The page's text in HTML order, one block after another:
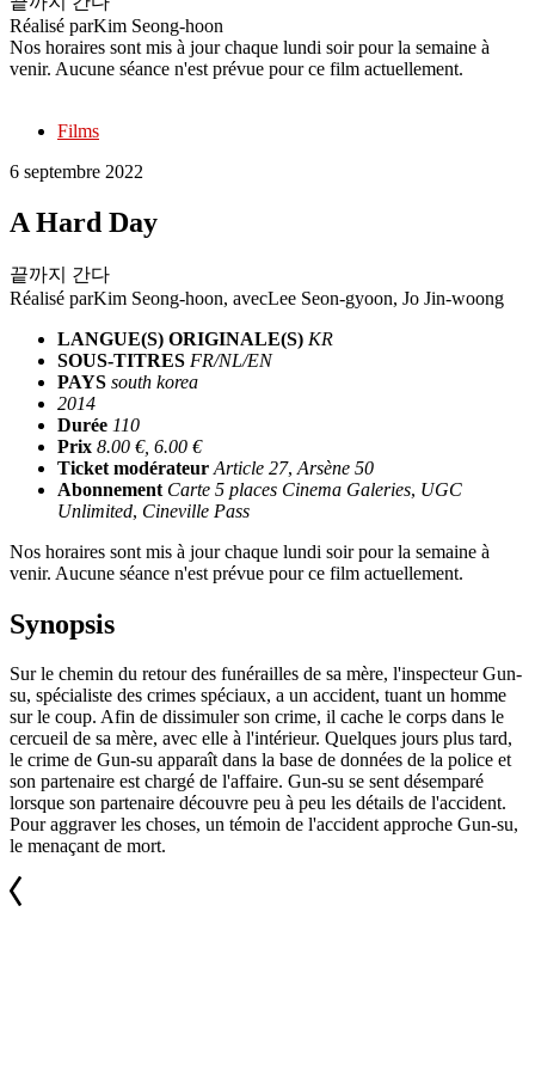
Réalisé parKim Seong-hoon
Nos horaires sont mis à jour chaque lundi soir pour la semaine à
venir. Aucune séance n'est prévue pour ce film actuellement.
Films
6 septembre 2022
A Hard Day
끝까지 간다
Réalisé parKim Seong-hoon, avecLee Seon-gyoon, Jo Jin-woong
LANGUE(S) ORIGINALE(S) KR
SOUS-TITRES FR/NL/EN
PAYS south korea
2014
Durée 110
Prix 8.00 €, 6.00 €
Ticket modérateur Article 27, Arsène 50
Abonnement Carte 5 places Cinema Galeries, UGC
Unlimited, Cineville Pass
Nos horaires sont mis à jour chaque lundi soir pour la semaine à
venir. Aucune séance n'est prévue pour ce film actuellement.
Synopsis
Sur le chemin du retour des funérailles de sa mère, l'inspecteur Gun-
su, spécialiste des crimes spéciaux, a un accident, tuant un homme
sur le coup. Afin de dissimuler son crime, il cache le corps dans le
cercueil de sa mère, avec elle à l'intérieur. Quelques jours plus tard,
le crime de Gun-su apparaît dans la base de données de la police et
son partenaire est chargé de l'affaire. Gun-su se sent désemparé
lorsque son partenaire découvre peu à peu les détails de l'accident.
Pour aggraver les choses, un témoin de l'accident approche Gun-su,
le menaçant de mort.